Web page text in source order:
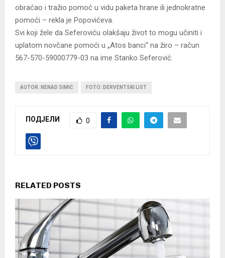
obraćao i tražio pomoć u vidu paketa hrane ili jednokratne
pomoći – rekla je Popovićeva.
Svi koji žele da Seferoviću olakšaju život to mogu učiniti i
uplatom novčane pomoći u „Atos banci“ na žiro – račun
567-570-59000779-03 na ime Stanko Seferović.
AUTOR: NENAD SIMIĆ FOTO: DERVENTSKI LIST
ПОДЈЕЛИ 0
RELATED POSTS